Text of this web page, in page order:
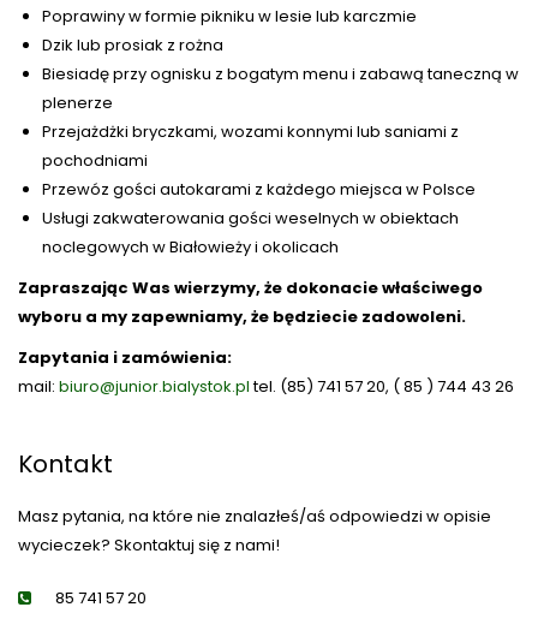
Poprawiny w formie pikniku w lesie lub karczmie
Dzik lub prosiak z rożna
Biesiadę przy ognisku z bogatym menu i zabawą taneczną w
plenerze
Przejażdżki bryczkami, wozami konnymi lub saniami z
pochodniami
Przewóz gości autokarami z każdego miejsca w Polsce
Usługi zakwaterowania gości weselnych w obiektach
noclegowych w Białowieży i okolicach
Zapraszając Was wierzymy, że dokonacie właściwego
wyboru a my zapewniamy, że będziecie zadowoleni.
Zapytania i zamówienia:
mail: biuro@junior.bialystok.pltel. (85) 741 57 20, ( 85 ) 744 43 26
Kontakt
Masz pytania, na które nie znalazłeś/aś odpowiedzi w opisie
wycieczek? Skontaktuj się z nami!
85 741 57 20